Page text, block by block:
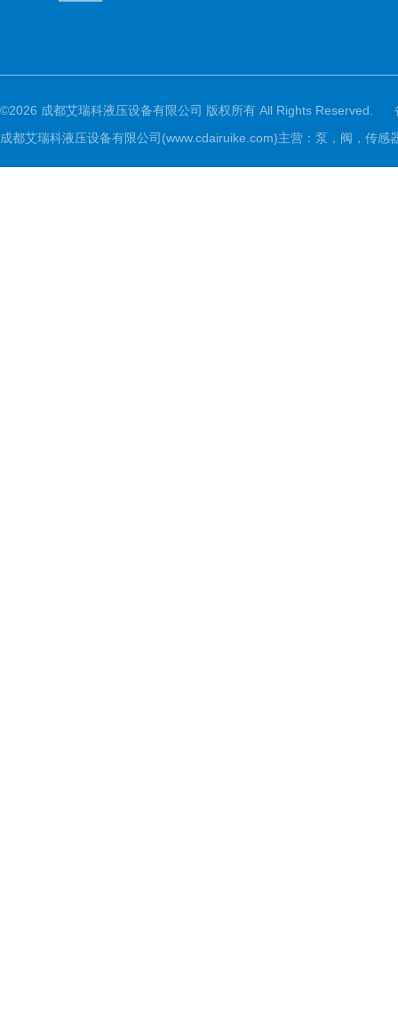
©2026 成都艾瑞科液压设备有限公司 版权所有 All Rights Reserved.
成都艾瑞科液压设备有限公司(www.cdairuike.com)主营：泵，阀，传